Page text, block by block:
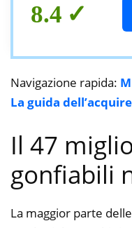
8.4
Navigazione rapida:
La guida
Il 47
gonfiabili
La maggior parte